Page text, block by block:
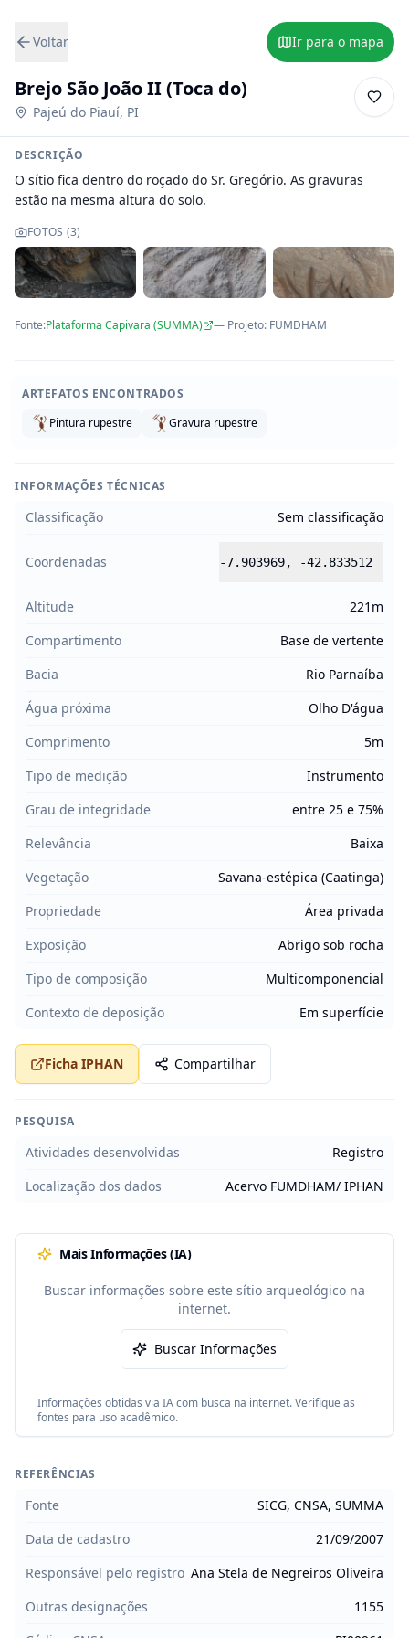
Voltar Ir para o mapa
Brejo São João II (Toca do)
Pajeú do Piauí, PI
DESCRIÇÃO
O sítio fica dentro do roçado do Sr. Gregório. As gravuras
estão na mesma altura do solo.
FOTOS (3)
Fonte:Plataforma Capivara (SUMMA) — Projeto: FUMDHAM
ARTEFATOS ENCONTRADOS
Pintura rupestre
Gravura rupestre
INFORMAÇÕES TÉCNICAS
Classificação Sem classificação
Coordenadas -7.903969, -42.833512
Altitude
221m
Compartimento
Base de vertente
Bacia
Rio Parnaíba
Água próxima
Olho D'água
Comprimento
5m
Tipo de medição
Instrumento
Grau de integridade
entre 25 e 75%
Relevância
Baixa
Vegetação
Savana-estépica (Caatinga)
Propriedade
Área privada
Exposição
Abrigo sob rocha
Tipo de composição
Multicomponencial
Contexto de deposição
Em superfície
Ficha IPHAN Compartilhar
PESQUISA
Atividades desenvolvidas
Registro
Localização dos dados
Acervo FUMDHAM/ IPHAN
Mais Informações (IA)
Buscar informações sobre este sítio arqueológico na
internet.
Buscar Informações
Informações obtidas via IA com busca na internet. Verifique as
fontes para uso acadêmico.
REFERÊNCIAS
Fonte
SICG, CNSA, SUMMA
Data de cadastro
21/09/2007
Responsável pelo registro Ana Stela de Negreiros Oliveira
Outras designações
1155